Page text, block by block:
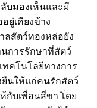
ลับมองเห็นและมี
ยู่เคียงข้าง
ลสัตว์ทองหล่อยัง
นการรักษาที่สัตว์
ทคโนโลยีทางการ
นให้แก่คนรักสัตว์
กับเพื่อนสี่ขา โดย